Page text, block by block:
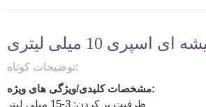
توضیحات کوتاه:
مشخصات کلیدی/ویژگی های ویژه:
ظرفیت پر کردن: 3-15 میلی لیتر